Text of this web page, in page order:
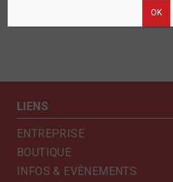
LIENS
ENTREPRISE
BOUTIQUE
INFOS & EVÈNEMENTS
ΟΚ